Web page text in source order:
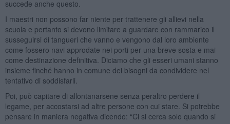
succede anche questo.
I maestri non possono far niente per trattenere gli allievi nella
scuola e pertanto si devono limitare a guardare con rammarico il
susseguirsi di tangueri che vanno e vengono dal loro ambiente
come fossero navi approdate nei porti per una breve sosta e mai
come destinazione definitiva. Diciamo che gli esseri umani stanno
insieme finché hanno in comune dei bisogni da condividere nel
tentativo di soddisfarli.
Poi, può capitare di allontanarsene senza peraltro perdere il
legame, per accostarsi ad altre persone con cui stare. Si potrebbe
pensare in maniera negativa dicendo: “Ci si cerca solo quando si